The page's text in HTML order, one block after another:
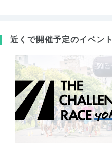
近くで開催予定のイベント